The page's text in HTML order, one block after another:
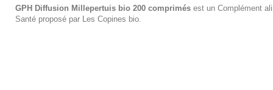
GPH Diffusion Millepertuis bio 200 comprimés est un Complément
Santé proposé par Les Copines bio.